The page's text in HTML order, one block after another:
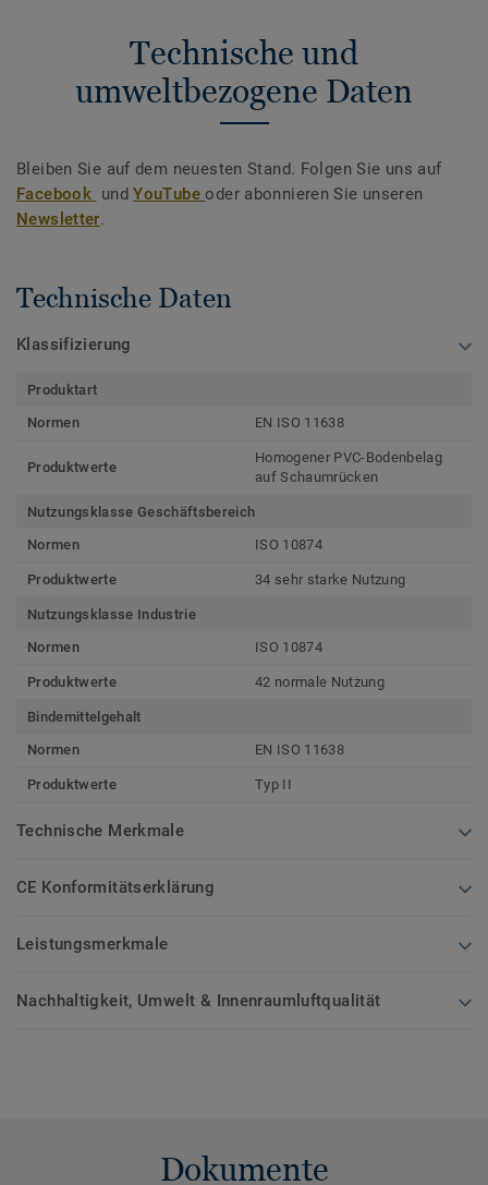
Technische und
umweltbezogene Daten
Bleiben Sie auf dem neuesten Stand. Folgen Sie uns auf
Facebook undYouTubeoder abonnieren Sie unseren
Newsletter.
Technische Daten
Klassifizierung
Produktart
Normen
EN ISO 11638
Produktwerte
Homogener PVC-Bodenbelag
auf Schaumrücken
Nutzungsklasse Geschäftsbereich
Normen
ISO 10874
Produktwerte 34 sehr starke Nutzung
Nutzungsklasse Industrie
Normen
ISO 10874
Produktwerte 42 normale Nutzung
Bindemittelgehalt
Normen
EN ISO 11638
Produktwerte Typ II
Technische Merkmale
CE Konformitätserklärung
Leistungsmerkmale
Nachhaltigkeit, Umwelt & Innenraumluftqualität
Dokumente